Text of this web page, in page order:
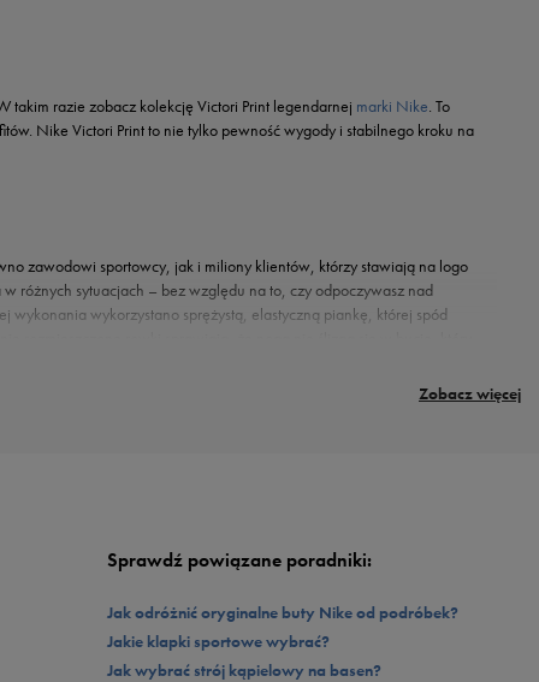
Zobacz więcej
takim razie zobacz kolekcję Victori Print legendarnej marki Nike. To
Nike Victori Print to nie tylko pewność wygody i stabilnego kroku na
zawodowi sportowcy, jak i miliony klientów, którzy stawiają na logo
różnych sytuacjach – bez względu na to, czy odpoczywasz nad
wykonania wykorzystano sprężystą, elastyczną piankę, której spód
designem. Firma ze Swooshem postanowiła odczarować wizerunek
Sprawdź powiązane poradniki:
Jak odróżnić oryginalne buty Nike od podróbek?
Jakie klapki sportowe wybrać?
Jak wybrać strój kąpielowy na basen?